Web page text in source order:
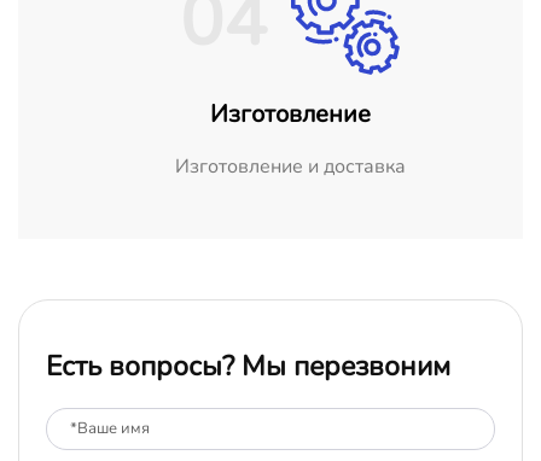
Изготовление
Изготовление и доставка
Есть вопросы? Мы перезвоним